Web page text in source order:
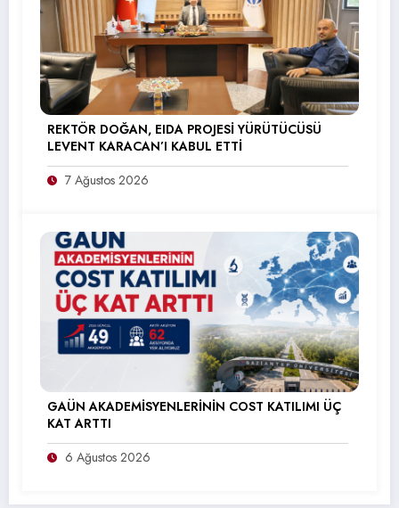
REKTÖR DOĞAN, EIDA PROJESİ YÜRÜTÜCÜSÜ
LEVENT KARACAN’I KABUL ETTİ
7 Ağustos 2026
GAÜN AKADEMİSYENLERİNİN COST KATILIMI ÜÇ
KAT ARTTI
6 Ağustos 2026